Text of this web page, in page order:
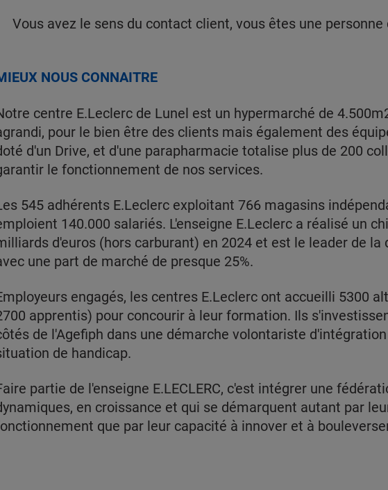
Vous avez le sens du contact client, vous êtes une
NOUS CONNAITRE
centre E.Leclerc de Lunel est un hypermarché de
pour le bien être des clients mais également des
d'un Drive, et d'une parapharmacie totalise plus de 200
le fonctionnement de nos services.
545 adhérents E.Leclerc exploitant 766 magasins
140.000 salariés. L'enseigne E.Leclerc a réalisé un
d'euros (hors carburant) en 2024 et est le leader de
une part de marché de presque 25%.
engagés, les centres E.Leclerc ont accueilli 5300
apprentis) pour concourir à leur formation. Ils
de l'Agefiph dans une démarche volontariste
de handicap.
partie de l'enseigne E.LECLERC, c'est intégrer une
en croissance et qui se démarquent autant par
que par leur capacité à innover et à